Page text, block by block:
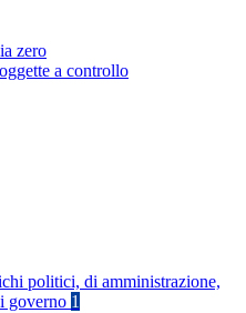
zero
a controllo
politici, di amministrazione,
governo 1